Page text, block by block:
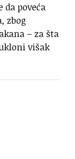
poveća
zbog
– za šta
višak